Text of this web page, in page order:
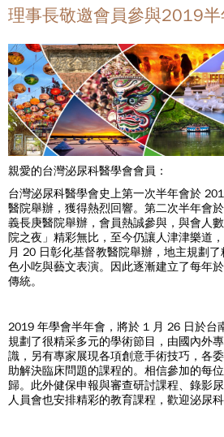
理事長敬邀會員參與2019半
親愛的台灣泌尿科醫學會會員：
台灣泌尿科醫學會史上第一次半年會於
醫院舉辦，獲得熱烈回響。第二次半年會
義長庚醫院舉辦，會員熱誠參與，與會人
院之夜」精彩無比，至今仍讓人津津樂道
月 20 日彰化基督教醫院舉辦，地主規劃
色小吃與藝文表演。因此逐漸建立了每年
傳統。
2019 年學會半年會，將於 1 月 26 日於台
規劃了很精采多元的學術節目，由國內外
識，另有專家展現各項創意手術技巧，各
助解決臨床問題的課程的。相信參加的每
歸。此外健保申報與審查研討課程、錄影
人員會也安排精彩的教育課程，歡迎泌尿